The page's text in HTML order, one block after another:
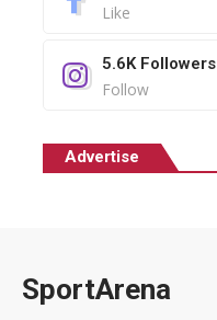
Like
5.6K Followers
Follow
Advertise
SportArena